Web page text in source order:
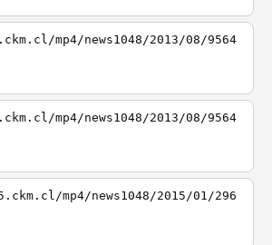
mp4/news1048/2013/08/9564
mp4/news1048/2013/08/9564
mp4/news1048/2015/01/296